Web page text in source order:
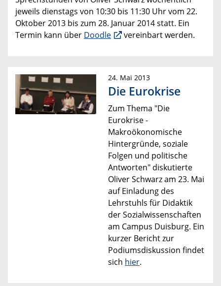
jeweils dienstags von 10:30 bis 11:30 Uhr vom 22.
Oktober 2013 bis zum 28. Januar 2014 statt. Ein
Termin kann über Doodle vereinbart werden.
24. Mai 2013
Die Eurokrise
Zum Thema "Die
Eurokrise -
Makroökonomische
Hintergründe, soziale
Folgen und politische
Antworten" diskutierte
Oliver Schwarz am 23. Mai
auf Einladung des
Lehrstuhls für Didaktik
der Sozialwissenschaften
am Campus Duisburg. Ein
kurzer Bericht zur
Podiumsdiskussion findet
sich hier.